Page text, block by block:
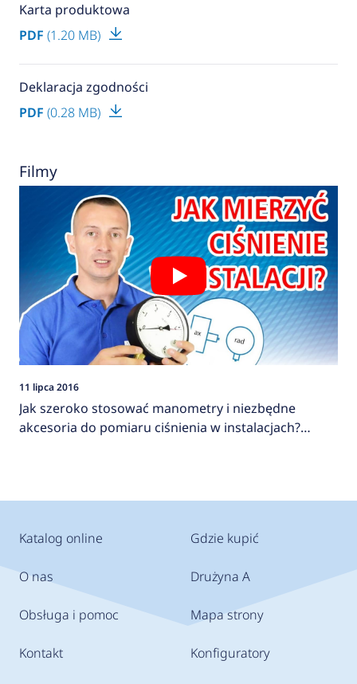
Karta produktowa
PDF (1.20 MB)
Deklaracja zgodności
PDF (0.28 MB)
Filmy
11 lipca 2016
Jak szeroko stosować manometry i niezbędne
akcesoria do pomiaru ciśnienia w instalacjach?
Katalog online
O nas
Obsługa i pomoc
Kontakt
Gdzie kupić
Drużyna A
Mapa strony
Konfiguratory